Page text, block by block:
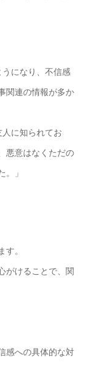
うになり、不信感
関連の情報が多か
人に知られてお
悪意はなくただの
」
。
がけることで、関
感への具体的な対